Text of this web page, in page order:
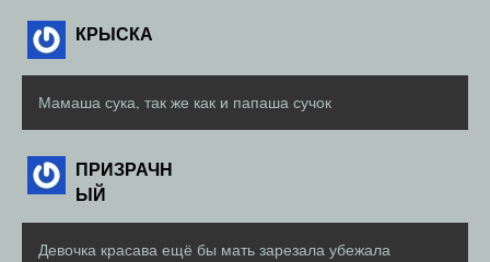
КРЫСКА
Мамаша сука, так же как и папаша сучок
ПРИЗРАЧН
ЫЙ
Девочка красава ещё бы мать зарезала убежала